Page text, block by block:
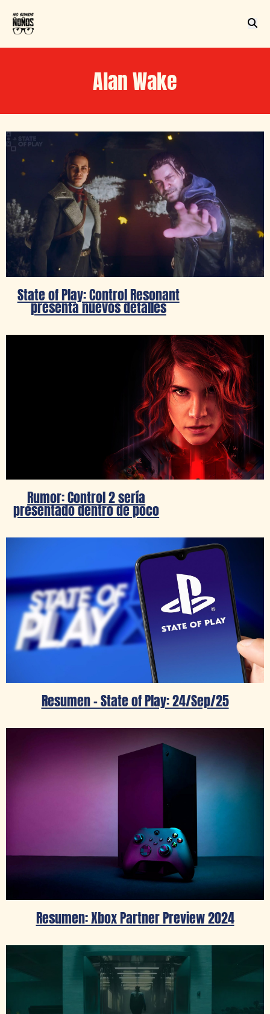
Alan Wake
State of Play: Control Resonant
presenta nuevos detalles
Rumor: Control 2 sería
presentado dentro de poco
Resumen – State of Play: 24/Sep/25
Resumen: Xbox Partner Preview 2024